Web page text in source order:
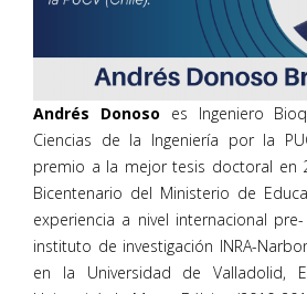
Andrés Donoso es Ingeniero
Ciencias de la Ingeniería por la
premio a la mejor tesis doctoral en
Bicentenario del Ministerio de
experiencia a nivel internacional
instituto de investigación INRA-
en la Universidad de Valladolid,